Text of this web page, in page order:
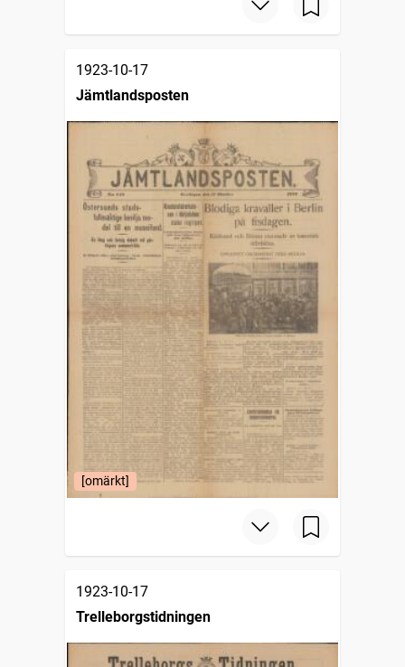
1923-10-17
Jämtlandsposten
[omärkt]
1923-10-17
Trelleborgstidningen